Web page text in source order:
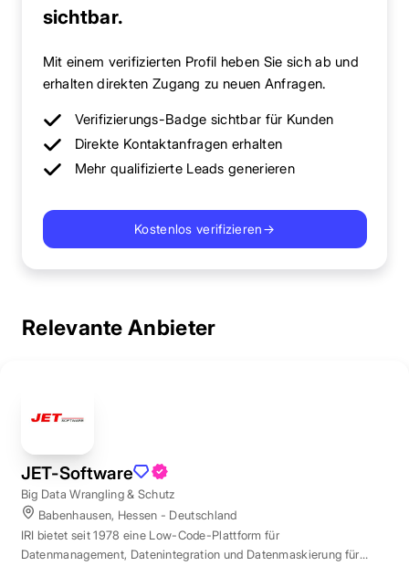
sichtbar.
Mit einem verifizierten Profil heben Sie sich ab und
erhalten direkten Zugang zu neuen Anfragen.
Verifizierungs-Badge sichtbar für Kunden
Direkte Kontaktanfragen erhalten
Mehr qualifizierte Leads generieren
Kostenlos verifizieren→
Relevante Anbieter
JET-Software
Big Data Wrangling & Schutz
Babenhausen, Hessen - Deutschland
IRI bietet seit 1978 eine Low-Code-Plattform für
Datenmanagement, Datenintegration und Datenmaskierung für